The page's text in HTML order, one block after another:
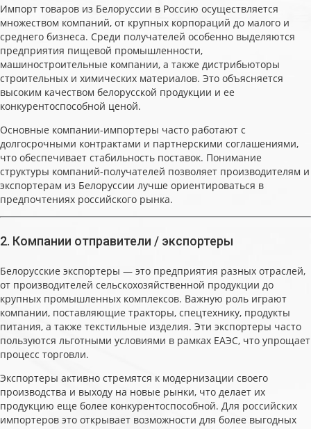
Импорт товаров из Белоруссии в Россию осуществляется
множеством компаний, от крупных корпораций до малого и
среднего бизнеса. Среди получателей особенно выделяются
предприятия пищевой промышленности,
машиностроительные компании, а также дистрибьюторы
строительных и химических материалов. Это объясняется
высоким качеством белорусской продукции и ее
конкурентоспособной ценой.
Основные компании-импортеры часто работают с
долгосрочными контрактами и партнерскими соглашениями,
что обеспечивает стабильность поставок. Понимание
структуры компаний-получателей позволяет производителям и
экспортерам из Белоруссии лучше ориентироваться в
предпочтениях российского рынка.
2. Компании отправители / экспортеры
Белорусские экспортеры — это предприятия разных отраслей,
от производителей сельскохозяйственной продукции до
крупных промышленных комплексов. Важную роль играют
компании, поставляющие тракторы, спецтехнику, продукты
питания, а также текстильные изделия. Эти экспортеры часто
пользуются льготными условиями в рамках ЕАЭС, что упрощает
процесс торговли.
Экспортеры активно стремятся к модернизации своего
производства и выходу на новые рынки, что делает их
продукцию еще более конкурентоспособной. Для российских
импортеров это открывает возможности для более выгодных